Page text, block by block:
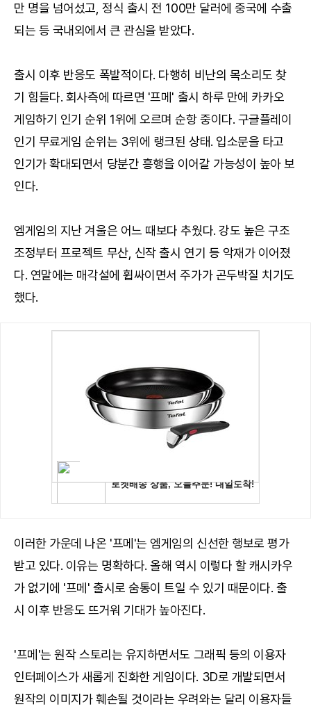
만 명을 넘어섰고, 정식 출시 전 100만 달러에 중국에 수출
되는 등 국내외에서 큰 관심을 받았다.
출시 이후 반응도 폭발적이다. 다행히 비난의 목소리도 찾
기 힘들다. 회사측에 따르면 '프메' 출시 하루 만에 카카오
게임하기 인기 순위 1위에 오르며 순항 중이다. 구글플레이
인기 무료게임 순위는 3위에 랭크된 상태. 입소문을 타고
인기가 확대되면서 당분간 흥행을 이어갈 가능성이 높아 보
인다.
엠게임의 지난 겨울은 어느 때보다 추웠다. 강도 높은 구조
조정부터 프로젝트 무산, 신작 출시 연기 등 악재가 이어졌
다. 연말에는 매각설에 휩싸이면서 주가가 곤두박질 치기도
했다.
이러한 가운데 나온 '프메'는 엠게임의 신선한 행보로 평가
받고 있다. 이유는 명확하다. 올해 역시 이렇다 할 캐시카우
가 없기에 '프메' 출시로 숨통이 트일 수 있기 때문이다. 출
시 이후 반응도 뜨거워 기대가 높아진다.
'프메'는 원작 스토리는 유지하면서도 그래픽 등의 이용자
인터페이스가 새롭게 진화한 게임이다. 3D로 개발되면서
원작의 이미지가 훼손될 것이라는 우려와는 달리 이용자들